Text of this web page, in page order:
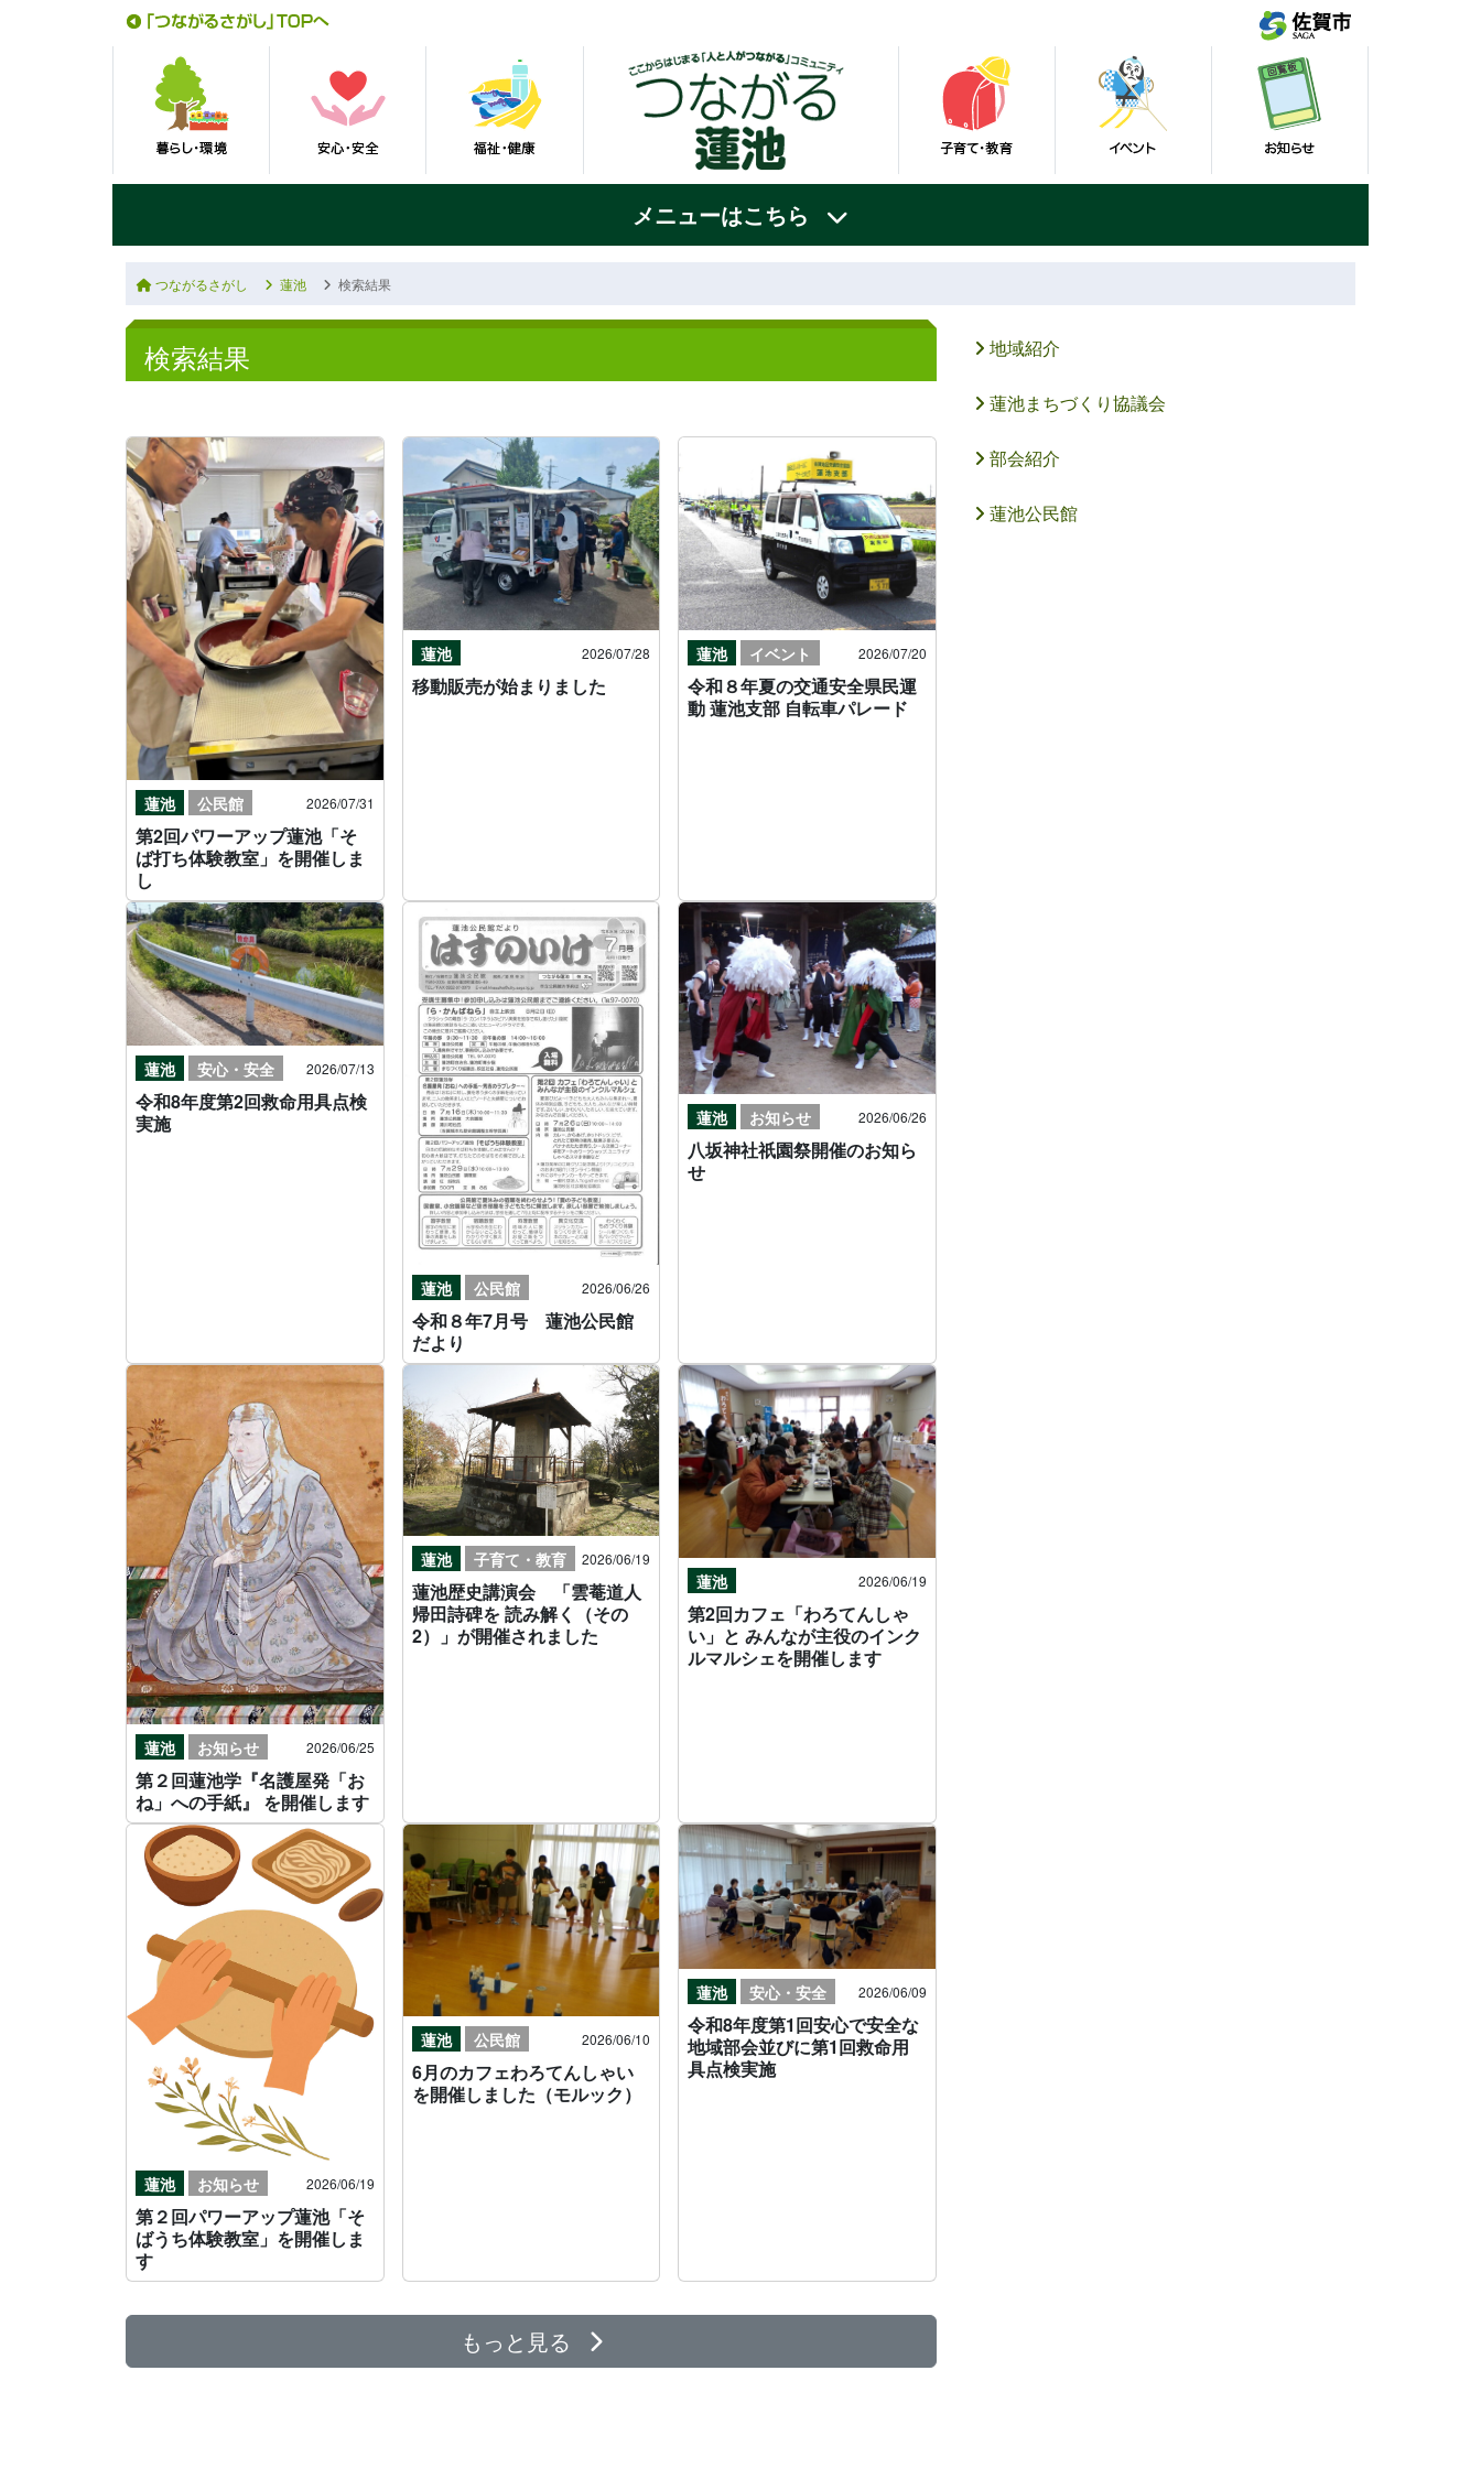
メニューはこちら
つながるさがし 蓮池 検索結果
検索結果
蓮池 公民館 2026/07/31
第2回パワーアップ蓮池「そ
ば打ち体験教室」を開催しま
し
蓮池 2026/07/28
移動販売が始まりました
蓮池 イベント 2026/07/20
令和８年夏の交通安全県民運
動 蓮池支部 自転車パレード
蓮池 安心・安全 2026/07/13
令和8年度第2回救命用具点検
実施
蓮池 公民館 2026/06/26
令和８年7月号 蓮池公民館
だより
蓮池 お知らせ 2026/06/26
八坂神社祇園祭開催のお知ら
せ
蓮池 お知らせ 2026/06/25
第２回蓮池学『名護屋発「お
ね」への手紙』 を開催します
蓮池 子育て・教育 2026/06/19
蓮池歴史講演会 「雲菴道人
帰田詩碑を 読み解く（その
2）」が開催されました
蓮池 2026/06/19
第2回カフェ「わろてんしゃ
い」と みんなが主役のインク
ルマルシェを開催します
蓮池 お知らせ 2026/06/19
第２回パワーアップ蓮池「そ
ばうち体験教室」を開催しま
す
蓮池 公民館 2026/06/10
6月のカフェわろてんしゃい
を開催しました（モルック）
蓮池 安心・安全 2026/06/09
令和8年度第1回安心で安全な
地域部会並びに第1回救命用
具点検実施
もっと見る
地域紹介
蓮池まちづくり協議会
部会紹介
蓮池公民館